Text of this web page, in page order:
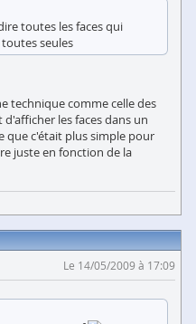
toutes les faces qui
seules
technique comme celle des
les faces dans un
que c'était plus simple pour
juste en fonction de la
Le 14/05/2009 à 17:09